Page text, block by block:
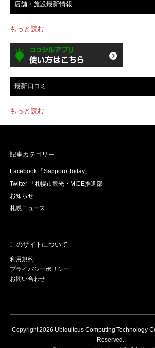
店舗・施設最新情報
もっと読む
最新口コミ
もっと読む
記事カテゴリー
Facebook 「Sapporo Today」
Twitter 「札幌市観光・MICE推進部」
お知らせ
札幌ニュース
このサイトについて
利用規約
プライバシーポリシー
お問い合わせ
Copyright2026 Ubiquitous Computing Technology
Reserved.